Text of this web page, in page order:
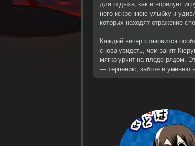
для отдыха, как игнорирует
него искреннюю улыбку и
которых находят отражение
Каждый вечер становится
снова увидеть, чем занят
мягко урчит на пледе рядом.
— терпению, заботе и умению